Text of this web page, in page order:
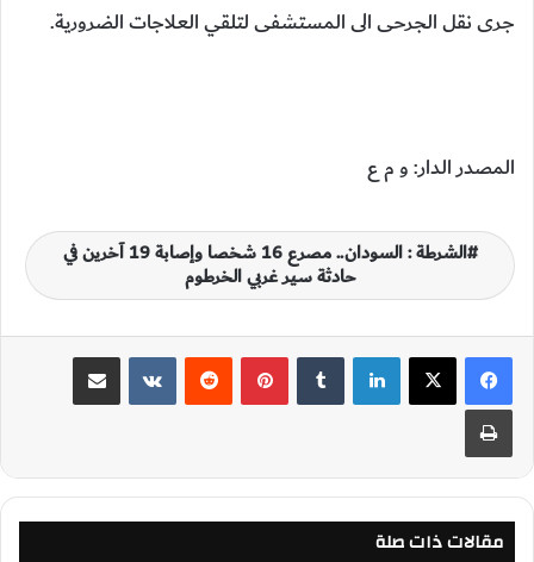
جرى نقل الجرحى الى المستشفى لتلقي العلاجات الضرورية.
المصدر الدار: و م ع
الشرطة : السودان.. مصرع 16 شخصا وإصابة 19 آخرين في
حادثة سير غربي الخرطوم
لينكدإن بينتيريست
مقالات ذات صلة